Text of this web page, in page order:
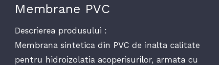
Membrane PVC
Descrierea produsului :
Membrana sintetica din PVC de inalta calitate
pentru hidroizolatia acoperisurilor, armata cu